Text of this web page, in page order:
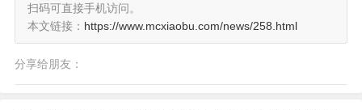
扫码可直接手机访问。
本文链接： https://www.mcxiaobu.com/news/258.html
分享给朋友：